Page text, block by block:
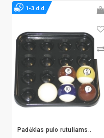
Padėklas pulo rutuliams..
1-3 d.d.